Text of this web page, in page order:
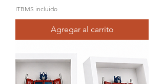
ITBMS incluido
Agregar al carrito